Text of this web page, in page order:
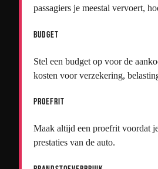
passagiers je meestal vervoert,
Budget
Stel een budget op voor de
kosten voor verzekering,
Proefrit
Maak altijd een proefrit voordat
prestaties van de auto.